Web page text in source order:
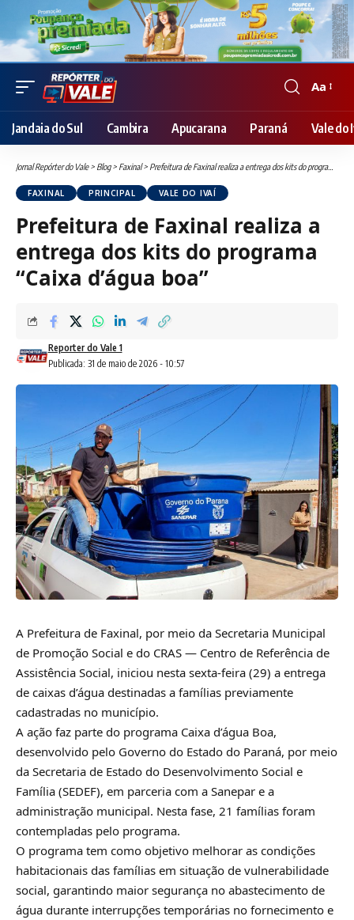
Font
Resizer
Aa
Jandaia do Sul Cambira Apucarana Paraná Vale do
Jornal Repórter do Vale> Blog> Faxinal> Prefeitura de Faxinal realiza a entrega dos kits do programa “Caixa d’água boa”
FAXINAL PRINCIPAL VALE DO IVAÍ
Prefeitura de Faxinal realiza a
entrega dos kits do programa
“Caixa d’água boa”
Publicada: 31 de maio de 2026 - 10:57
Reporter do Vale 1
A Prefeitura de Faxinal, por meio da Secretaria Municipal
de Promoção Social e do CRAS — Centro de Referência de
Assistência Social, iniciou nesta sexta-feira (29) a entrega
de caixas d’água destinadas a famílias previamente
cadastradas no município.
A ação faz parte do programa Caixa d’água Boa,
desenvolvido pelo Governo do Estado do Paraná, por meio
da Secretaria de Estado do Desenvolvimento Social e
Família (SEDEF), em parceria com a Sanepar e a
administração municipal. Nesta fase, 21 famílias foram
contempladas pelo programa.
O programa tem como objetivo melhorar as condições
habitacionais das famílias em situação de vulnerabilidade
social, garantindo maior segurança no abastecimento de
água durante interrupções temporárias no fornecimento e